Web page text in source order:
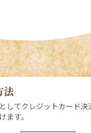
法
してクレジットカード決
ます。